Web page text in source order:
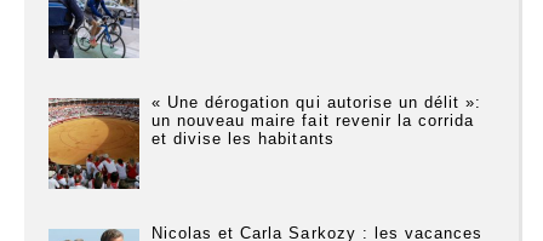
« Une dérogation qui autorise un délit »:
un nouveau maire fait revenir la corrida
et divise les habitants
Nicolas et Carla Sarkozy : les vacances